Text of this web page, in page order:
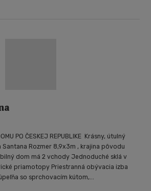
PO ČESKEJ REPUBLIKE Krásny, útulný
Rozmer 8,9x3m , krajina pôvodu
dom má 2 vchody Jednoduché sklá v
priamotopy Priestranná obývacia izba
so sprchovacím kútom,...